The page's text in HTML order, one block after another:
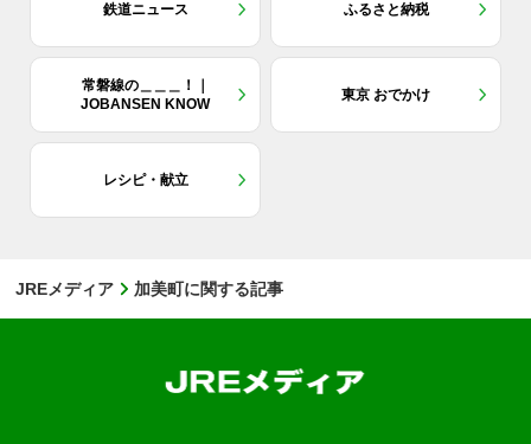
鉄道ニュース ふるさと納税
常磐線の＿＿＿！｜
JOBANSEN KNOW
東京 おでかけ
レシピ・献立
JREメディア 加美町に関する記事